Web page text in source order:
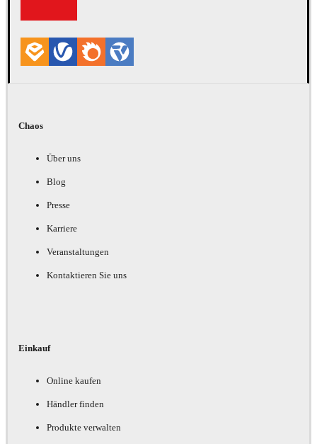
Chaos
Über uns
Blog
Presse
Karriere
Veranstaltungen
Kontaktieren Sie uns
Einkauf
Online kaufen
Händler finden
Produkte verwalten